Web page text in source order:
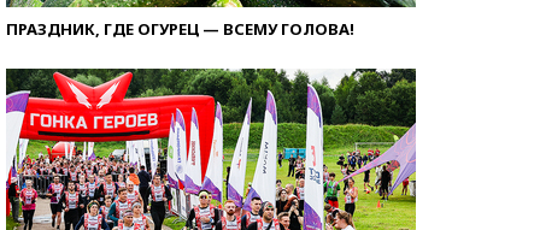
ПРАЗДНИК, ГДЕ ОГУРЕЦ — ВСЕМУ ГОЛОВА!